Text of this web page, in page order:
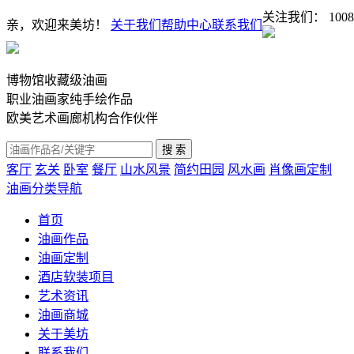
亲，欢迎来美坊！ 关于我们 帮助中心联系我们
关注我们：
博物馆收藏级油画
职业油画家纯手绘作品
欧美艺术画廊机构合作伙伴
客厅 玄关 卧室 餐厅 山水风景 简约田园 风水画 肖像画定制
油画分类导航
首页
油画作品
油画定制
酒店软装项目
艺术资讯
油画商城
关于美坊